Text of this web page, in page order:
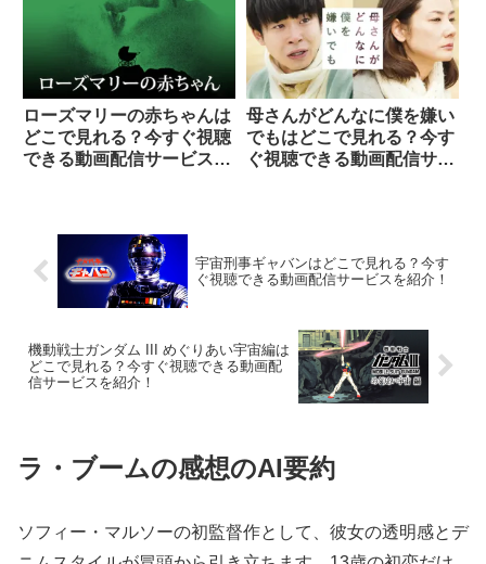
ローズマリーの赤ちゃんは
どこで見れる？今すぐ視聴
できる動画配信サービスを
母さんがどんなに僕を嫌い
でもはどこで見れる？今す
ぐ視聴できる動画配信サー
宇宙刑事ギャバンはどこで見れる？今す
ぐ視聴できる動画配信サービスを紹介！
機動戦士ガンダム III めぐりあい宇宙編は
どこで見れる？今すぐ視聴できる動画配
信サービスを紹介！
ラ・ブームの感想のAI要約
ソフィー・マルソーの初監督作として、彼女の透明感とデ